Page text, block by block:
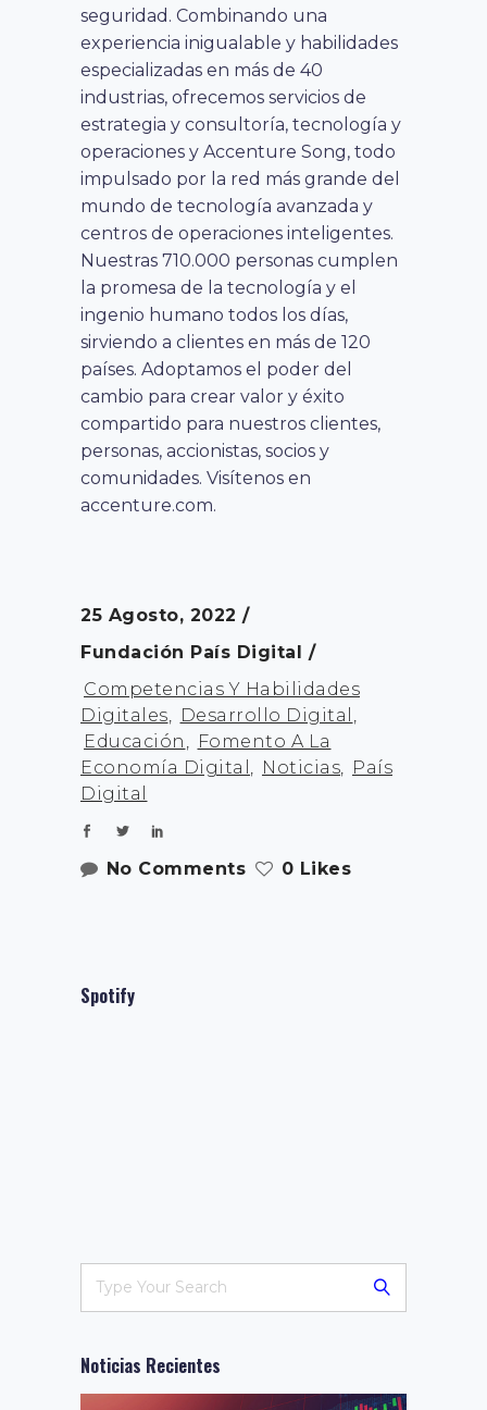
seguridad. Combinando una
experiencia inigualable y habilidades
especializadas en más de 40
industrias, ofrecemos servicios de
estrategia y consultoría, tecnología y
operaciones y Accenture Song, todo
impulsado por la red más grande del
mundo de tecnología avanzada y
centros de operaciones inteligentes.
Nuestras 710.000 personas cumplen
la promesa de la tecnología y el
ingenio humano todos los días,
sirviendo a clientes en más de 120
países. Adoptamos el poder del
cambio para crear valor y éxito
compartido para nuestros clientes,
personas, accionistas, socios y
comunidades. Visítenos en
accenture.com.
25 Agosto, 2022
Fundación País Digital
Competencias Y Habilidades
Digitales, Desarrollo Digital ,
Educación , Fomento A La
Economía Digital , Noticias, País
Digital
No Comments 0 Likes
Spotify
Noticias Recientes